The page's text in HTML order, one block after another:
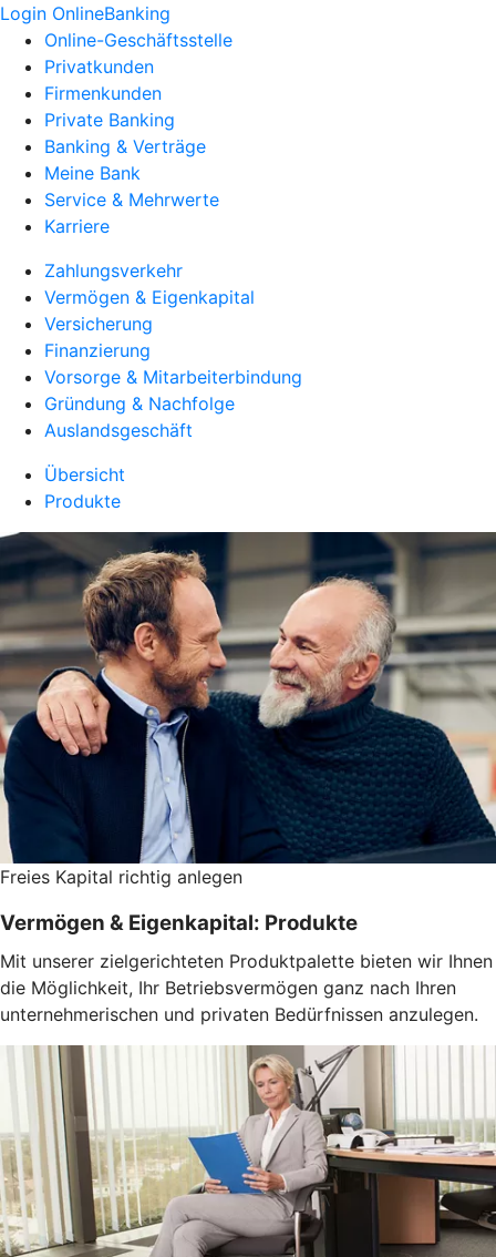
Login OnlineBanking
Online-Geschäftsstelle
Privatkunden
Firmenkunden
Private Banking
Banking & Verträge
Meine Bank
Service & Mehrwerte
Karriere
Zahlungsverkehr
Vermögen & Eigenkapital
Versicherung
Finanzierung
Vorsorge & Mitarbeiterbindung
Gründung & Nachfolge
Auslandsgeschäft
Übersicht
Produkte
Freies Kapital richtig anlegen
Vermögen & Eigenkapital: Produkte
Mit unserer zielgerichteten Produktpalette bieten wir Ihnen
die Möglichkeit, Ihr Betriebsvermögen ganz nach Ihren
unternehmerischen und privaten Bedürfnissen anzulegen.